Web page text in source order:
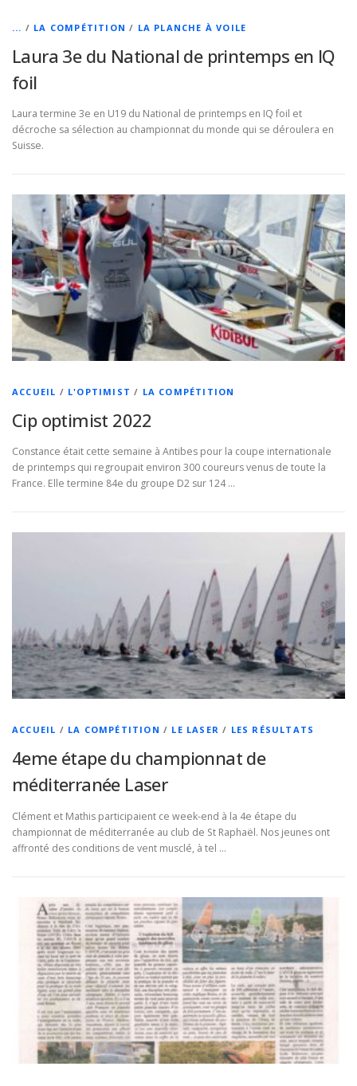
... / LA COMPÉTITION / LA PLANCHE À VOILE
Laura 3e du National de printemps en IQ
foil
Laura termine 3e en U19 du National de printemps en IQ foil et
décroche sa sélection au championnat du monde qui se déroulera en
Suisse.
ACCUEIL / L'OPTIMIST / LA COMPÉTITION
Cip optimist 2022
Constance était cette semaine à Antibes pour la coupe internationale
de printemps qui regroupait environ 300 coureurs venus de toute la
France. Elle termine 84e du groupe D2 sur 124 …
ACCUEIL / LA COMPÉTITION / LE LASER / LES RÉSULTATS
4eme étape du championnat de
méditerranée Laser
Clément et Mathis participaient ce week-end à la 4e étape du
championnat de méditerranée au club de St Raphaël. Nos jeunes ont
affronté des conditions de vent musclé, à tel …